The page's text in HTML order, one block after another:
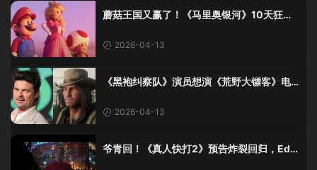
蘑菇王国又赢了！《马里奥银河》10天狂卷6
2026-04-13
《黑袍纠察队》演员想演《荒野大镖客》电
2026-04-13
爷青回！《真人快打2》预告炸裂回归，Ed B